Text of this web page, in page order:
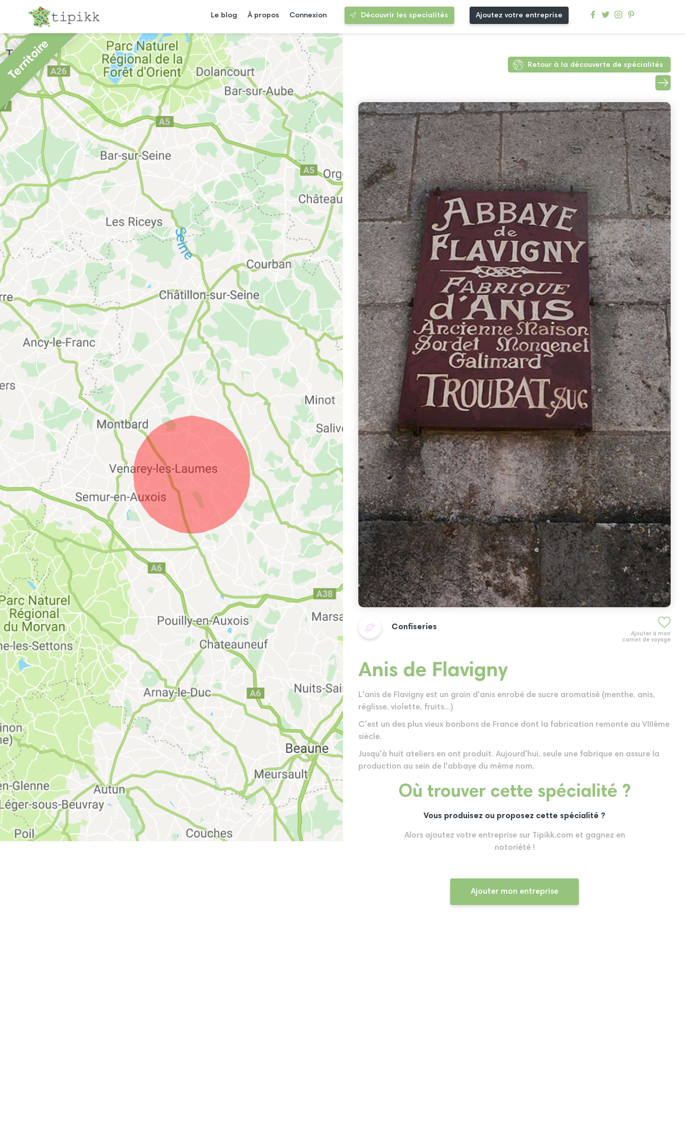
Le blog À propos Connexion Découvrir les specialités Ajoutez votre entreprise
Territoire Retour à la découverte de spécialités
Ajouter à mon
carnet de voyage
Confiseries
Anis de Flavigny
L'anis de Flavigny est un grain d'anis enrobé de sucre aromatisé (menthe, anis,
réglisse, violette, fruits...)
C'est un des plus vieux bonbons de France dont la fabrication remonte au VIIIème
siècle.
Jusqu'à huit ateliers en ont produit. Aujourd'hui, seule une fabrique en assure la
production au sein de l'abbaye du même nom.
Où trouver cette spécialité ?
Vous produisez ou proposez cette spécialité ?
Alors ajoutez votre entreprise sur Tipikk.com et gagnez en
notoriété !
Ajouter mon entreprise